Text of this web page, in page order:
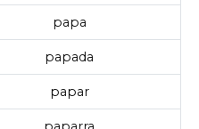
papa
papada
papar